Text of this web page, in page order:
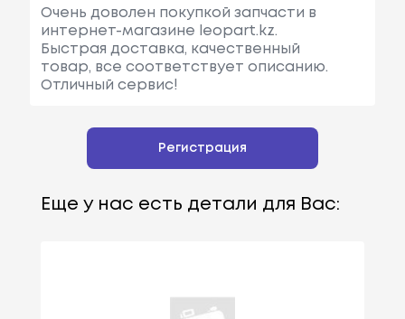
Очень доволен покупкой запчасти в
интернет-магазине leopart.kz.
Быстрая доставка, качественный
товар, все соответствует описанию.
Отличный сервис!
Регистрация
Еще у нас есть детали для Вас: